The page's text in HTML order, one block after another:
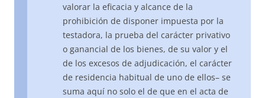
valorar la eficacia y alcance de la
prohibición de disponer impuesta por la
testadora, la prueba del carácter privativo
o ganancial de los bienes, de su valor y el
de los excesos de adjudicación, el carácter
de residencia habitual de uno de ellos– se
suma aquí no solo el de que en el acta de